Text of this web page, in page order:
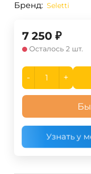
Бренд: Seletti
7 250 ₽
Осталось 2 шт.
- +
Узнать у